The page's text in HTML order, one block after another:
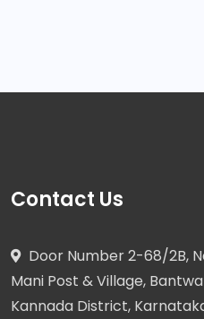
Contact Us
Door Number 2-68/2B,
Mani Post & Village,
Kannada District,